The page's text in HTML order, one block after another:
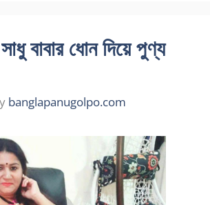
বাবার ধোন দিয়ে পুণ্য
banglapanugolpo.com